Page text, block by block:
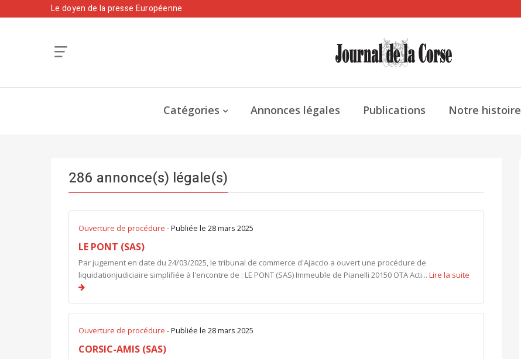
Le doyen de la presse Européenne
Catégories Annonces légales Publications Notre histoire
286 annonce(s) légale(s)
Ouverture de procédure - Publiée le 28 mars 2025
LE PONT (SAS)
Par jugement en date du 24/03/2025, le tribunal de commerce d'Ajaccio a ouvert une procédure de
liquidationjudiciaire simplifiée à l'encontre de : LE PONT (SAS) Immeuble de Pianelli 20150 OTA Acti... Lire la suite
Ouverture de procédure - Publiée le 28 mars 2025
CORSIC-AMIS (SAS)